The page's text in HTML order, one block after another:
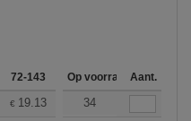
72-143 144-287 288 + Meer
Op voorraadAant.
€ 19.13 18.18
34